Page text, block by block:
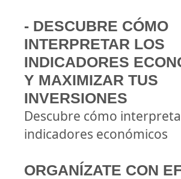
- DESCUBRE CÓMO
INTERPRETAR LOS
INDICADORES
Y MAXIMIZAR TUS
INVERSIONES
Descubre cómo
indicadores económicos
ORGANÍZATE CON